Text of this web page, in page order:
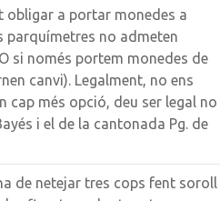
obligar a portar monedes a
parquímetres no admeten
si només portem monedes de
canvi). Legalment, no ens
cap més opció, deu ser legal no
i el de la cantonada Pg. de
de netejar tres cops fent soroll